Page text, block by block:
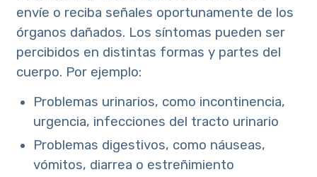
envíe o reciba señales oportunamente de los
órganos dañados. Los síntomas pueden ser
percibidos en distintas formas y partes del
cuerpo. Por ejemplo:
Problemas urinarios, como incontinencia,
urgencia, infecciones del tracto urinario
Problemas digestivos, como náuseas,
vómitos, diarrea o estreñimiento